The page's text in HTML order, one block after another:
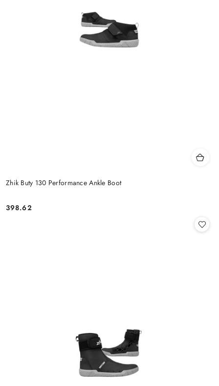
Zhik Buty 130 Performance Ankle Boot
Cena:
398.62